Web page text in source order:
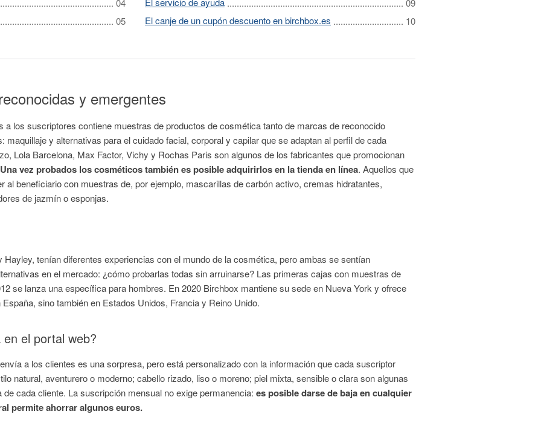
El canje de un cupón descuento en birchbox.es
y emergentes
a los suscriptores contiene muestras de productos de cosmética tanto de marcas de reconocido
y alternativas para el cuidado facial, corporal y capilar que se adaptan al perfil de cada
Lola Barcelona, Max Factor, Vichy y Rochas Paris son algunos de los fabricantes que promocionan
Una vez probados los cosméticos también es posible adquirirlos en la tienda en línea. Aquellos que
al beneficiario con muestras de, por ejemplo, mascarillas de carbón activo, cremas hidratantes,
de jazmín o esponjas.
tenían diferentes experiencias con el mundo de la cosmética, pero ambas se sentían
en el mercado: ¿cómo probarlas todas sin arruinarse? Las primeras cajas con muestras de
se lanza una específica para hombres. En 2020 Birchbox mantiene su sede en Nueva York y ofrece
sino también en Estados Unidos, Francia y Reino Unido.
el portal web?
a los clientes es una sorpresa, pero está personalizado con la información que cada suscriptor
natural, aventurero o moderno; cabello rizado, liso o moreno; piel mixta, sensible o clara son algunas
cada cliente. La suscripción mensual no exige permanencia: es posible darse de baja en cualquier
permite ahorrar algunos euros.